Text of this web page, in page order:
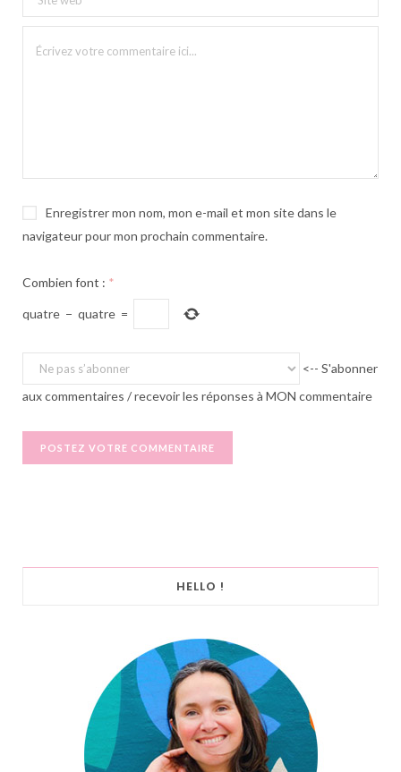
Enregistrer mon nom, mon e-mail et mon site dans le
navigateur pour mon prochain commentaire.
Combien font : *
quatre − quatre =
<-- S'abonner
aux commentaires / recevoir les réponses à MON commentaire
HELLO !